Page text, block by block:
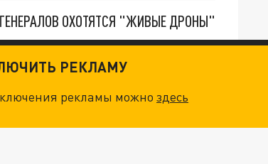
ОХОТЯТСЯ "ЖИВЫЕ ДРОНЫ"
МАЛЫШЕЙ НЕ ЗАКОНЧИЛИСЬ
РЕКЛАМУ
рекламы можноздесь